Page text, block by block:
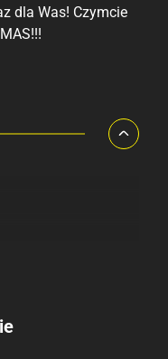
dla Was! Czymcie